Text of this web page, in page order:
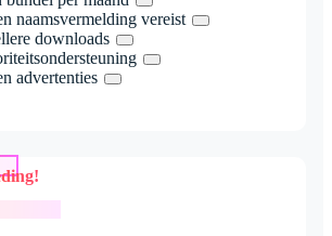
naamsvermelding vereist
downloads
advertenties